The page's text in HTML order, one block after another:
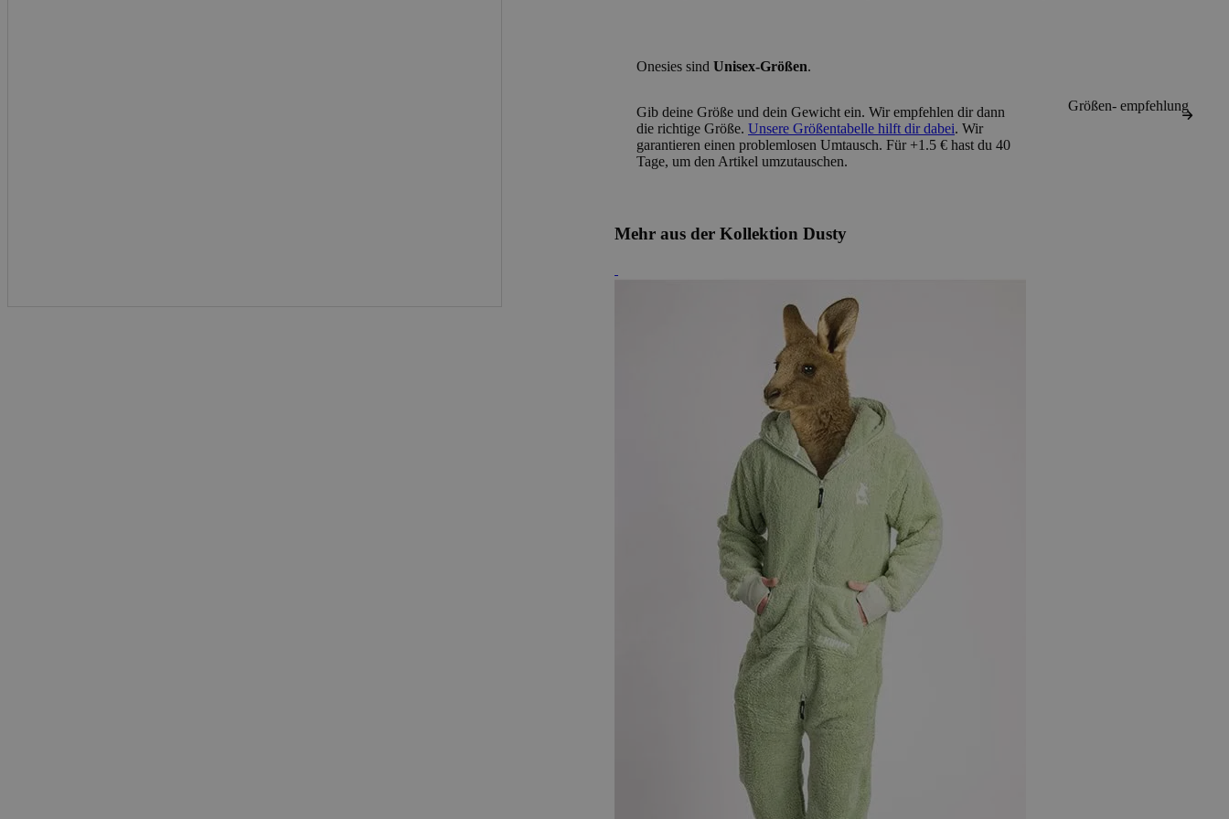
Onesies sind Unisex-Größen.
Gib deine Größe und dein Gewicht ein. Wir empfehlen dir dann
die richtige Größe. Unsere Größentabelle hilft dir dabei. Wir
garantieren einen problemlosen Umtausch. Für +1.5 € hast du 40
Tage, um den Artikel umzutauschen.
Größen- empfehlung
Mehr aus der Kollektion Dusty